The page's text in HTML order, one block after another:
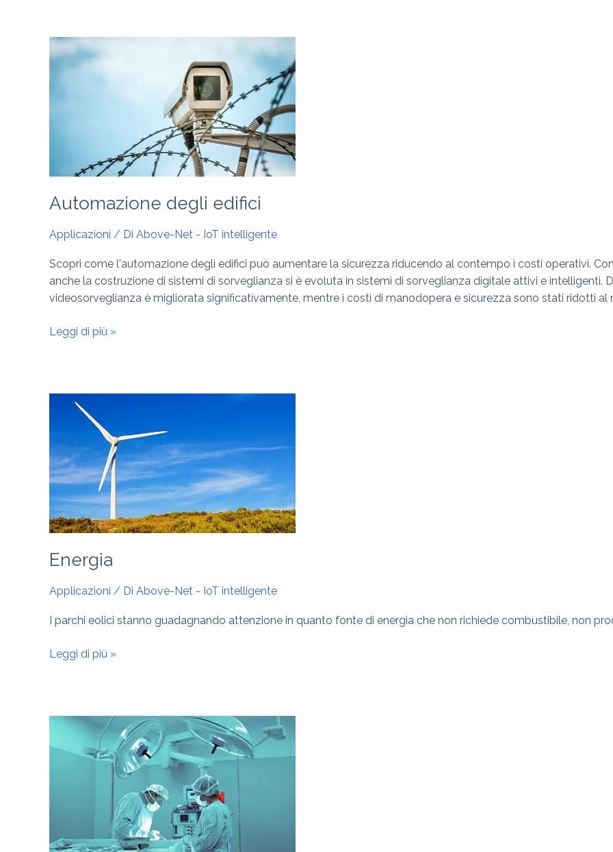
Automazione degli edifici
Applicazioni / Di Above-Net - IoT intelligente
Scopri come l'automazione degli edifici può aumentare la sicurezza riducendo al contempo i costi operativi.
anche la costruzione di sistemi di sorveglianza si è evoluta in sistemi di sorveglianza digitale attivi e intelligenti.
videosorveglianza è migliorata significativamente, mentre i costi di manodopera e sicurezza sono stati ridotti al
Automazione
degli
Leggi di più »
Energia
Applicazioni / Di Above-Net - IoT intelligente
I parchi eolici stanno guadagnando attenzione in quanto fonte di energia che non richiede combustibile, non
Energia
Leggi di più »
Medico
ospedaliero